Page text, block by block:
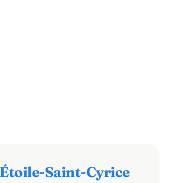
Saint-Cyrice